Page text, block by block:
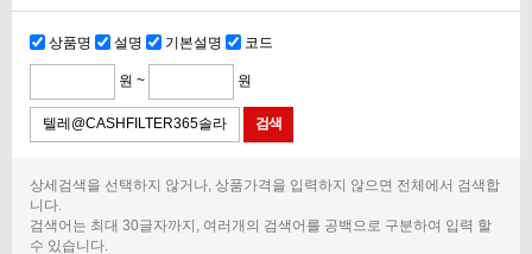
상품명 설명 기본설명 코드
원 ~ 원
상세검색을 선택하지 않거나, 상품가격을 입력하지 않으면 전체에서 검색합
니다.
검색어는 최대 30글자까지, 여러개의 검색어를 공백으로 구분하여 입력 할
수 있습니다.